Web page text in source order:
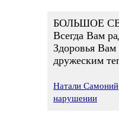
БОЛЬШОЕ
Всегда Вам
Здоровья
дружеским
Натали Самоний
нарушении